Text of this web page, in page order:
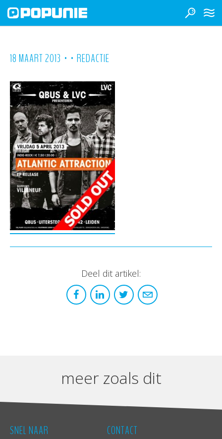
18 MAART 2013 • • REDACTIE
Deel dit artikel:
meer zoals dit
SNEL NAAR CONTACT